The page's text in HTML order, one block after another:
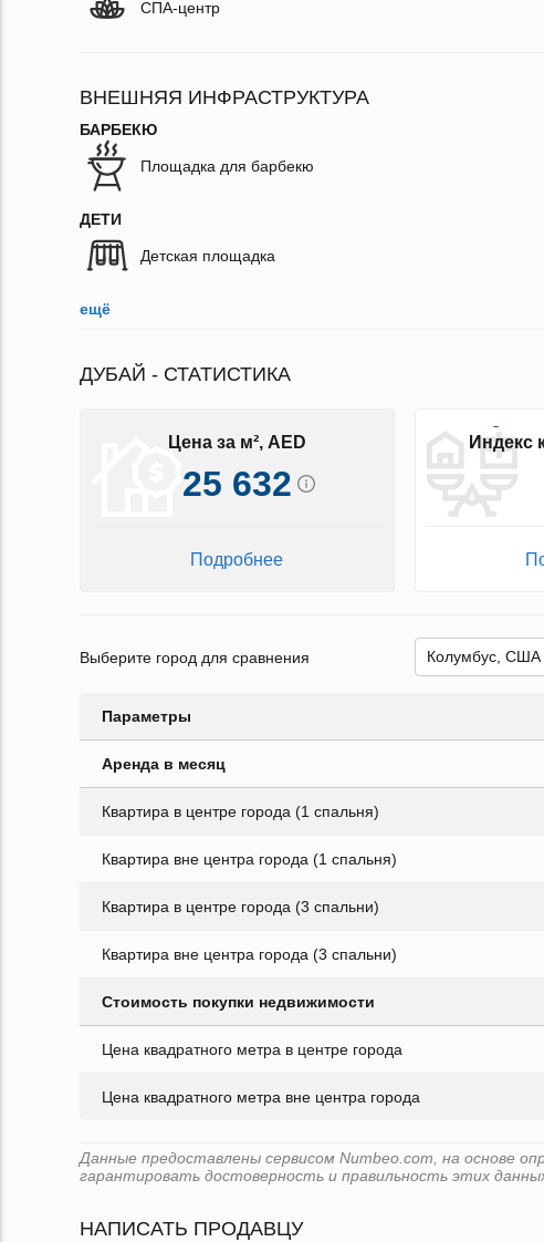
СПА-центр
ВНЕШНЯЯ ИНФРАСТРУКТУРА
БАРБЕКЮ
Площадка для барбекю
ДЕТИ
Детская площадка
ещё
ДУБАЙ - СТАТИСТИКА
Цена за м², AED
25 632
Подробнее
Индекс
Выберите город для сравнения
Параметры
Аренда в месяц
Квартира в центре города (1 спальня)
Квартира вне центра города (1 спальня)
Квартира в центре города (3 спальни)
Квартира вне центра города (3 спальни)
Стоимость покупки недвижимости
Цена квадратного метра в центре города
Цена квадратного метра вне центра города
Данные предоставлены сервисом Numbeo.com, на основе
гарантировать достоверность и правильность этих
НАПИСАТЬ ПРОДАВЦУ